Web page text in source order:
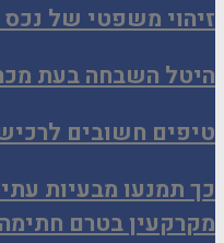
זיהוי משפטי של נכס
היטל השבחה בעת
טיפים חשובים
כך תמנעו מבעיות
מקרקעין בטרם